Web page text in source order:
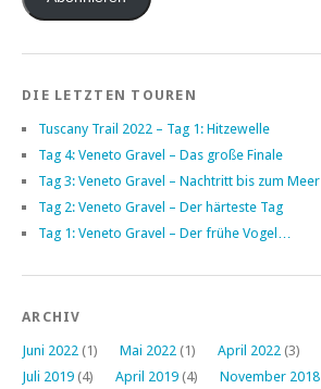
DIE LETZTEN TOUREN
Tuscany Trail 2022 – Tag 1: Hitzewelle
Tag 4: Veneto Gravel – Das große Finale
Tag 3: Veneto Gravel – Nachtritt bis zum Meer
Tag 2: Veneto Gravel – Der härteste Tag
Tag 1: Veneto Gravel – Der frühe Vogel…
ARCHIV
Juni 2022 (1) Mai 2022 (1) April 2022 (3)
Juli 2019 (4) April 2019 (4) November 2018